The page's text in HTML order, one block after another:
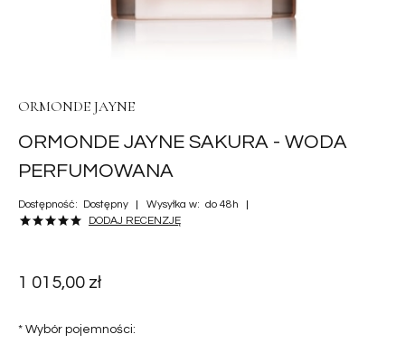
ORMONDE JAYNE
ORMONDE JAYNE SAKURA - WODA
PERFUMOWANA
Dostępność: Dostępny Wysyłka w: do 48h
DODAJ RECENZJĘ
1 015,00 zł
* Wybór pojemności: